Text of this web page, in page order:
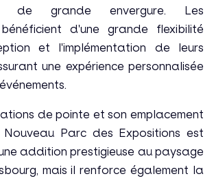
de grande envergure. Les
d'une grande flexibilité
et l'implémentation de leurs
une expérience personnalisée
de pointe et son emplacement
Parc des Expositions est
addition prestigieuse au paysage
mais il renforce également la